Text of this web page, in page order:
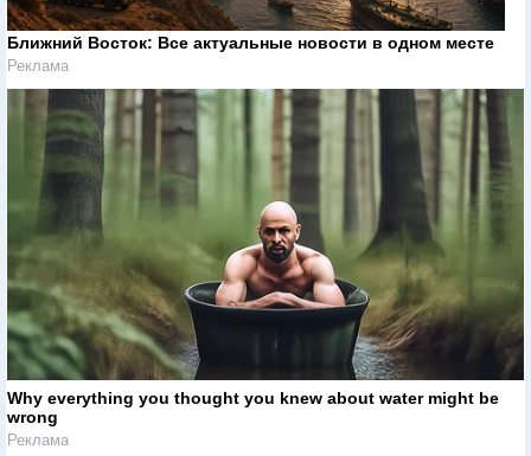
Ближний Восток: Все актуальные новости в одном месте
Реклама
Why everything you thought you knew about water might be
wrong
Реклама